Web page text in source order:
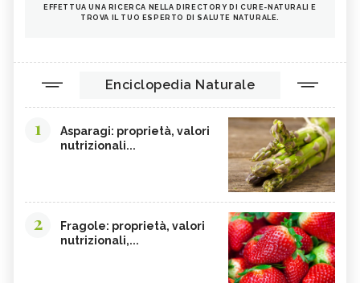
EFFETTUA UNA RICERCA NELLA DIRECTORY DI CURE-NATURALI E
TROVA IL TUO ESPERTO DI SALUTE NATURALE.
Enciclopedia Naturale
1
Asparagi: proprietà, valori
nutrizionali...
2
Fragole: proprietà, valori
nutrizionali,...